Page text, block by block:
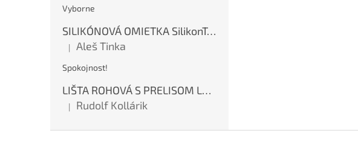
Vyborne
SILIKÓNOVÁ OMIETKA SilikonTop - 25kg
Hodnotenie produktu je 5 z 5 hviezdičiek.
| Aleš Tinka
Spokojnost!
LIŠTA ROHOVÁ S PRELISOM LK-LP
Hodnotenie produktu je 5 z 5 hviezdičiek.
| Rudolf Kollárik